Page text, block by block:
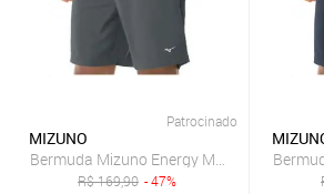
Patrocinado
MIZUNO
Bermuda Mizuno Energy M 7" Masculina
R$169,90 - 47%